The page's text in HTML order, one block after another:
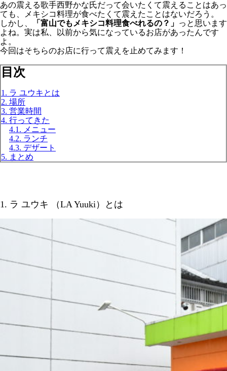
あの震える歌手西野かな氏だって会いたくて震えることはあっ
ても、メキシコ料理が食べたくて震えたことはないだろう。
しかし、
「富山でもメキシコ料理食べれるの？」 っと思います
よね。実は私、以前から気になっているお店があったんです
よ。
今回はそちらのお店に行って震えを止めてみます！
目次
1. ラ ユウキとは
2. 場所
3. 営業時間
4. 行ってきた
4.1. メニュー
4.2. ランチ
4.3. デザート
5. まとめ
1. ラ ユウキ （LA Yuuki）とは